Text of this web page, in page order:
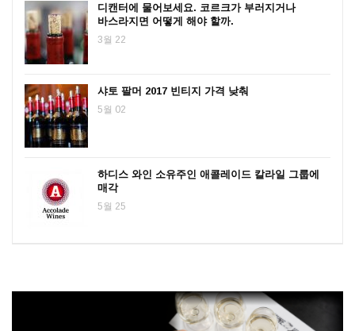
디캔터에 물어보세요. 코르크가 부러지거나
바스라지면 어떻게 해야 할까.
3월 22
샤토 팔머 2017 빈티지 가격 낮춰
5월 02
하디스 와인 소유주인 애콜레이드 칼라일 그룹에
매각
5월 25